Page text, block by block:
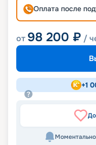
Оплата после
от 98 200 ₽ /
+1